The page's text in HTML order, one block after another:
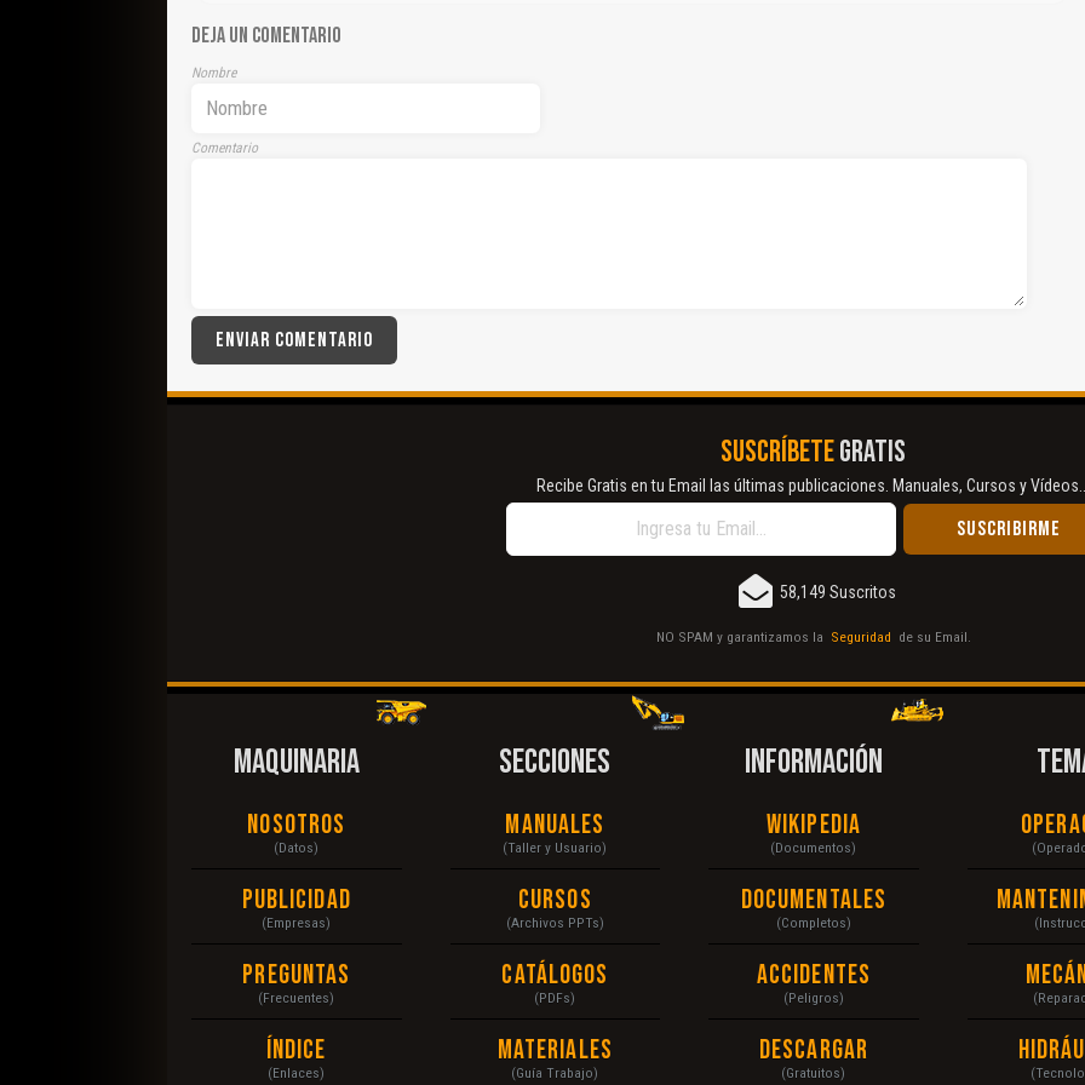
DEJA UN COMENTARIO
Nombre
Comentario
SUSCRÍBETEGRATIS
Recibe Gratis en tu Email las últimas publicaciones. Manuales, Cursos y
58,149 Suscritos
NO SPAM y garantizamos la Seguridad de su Email.
MAQUINARIA
Nosotros
(Datos)
Publicidad
(Empresas)
Preguntas
(Frecuentes)
Índice
(Enlaces)
SECCIONES
Manuales
(Taller y Usuario)
Cursos
(Archivos PPTs)
Catálogos
(PDFs)
Materiales
(Guía Trabajo)
INFORMACIÓN
Wikipedia
(Documentos)
Documentales
(Completos)
Accidentes
(Peligros)
Descargar
(Gratuitos)